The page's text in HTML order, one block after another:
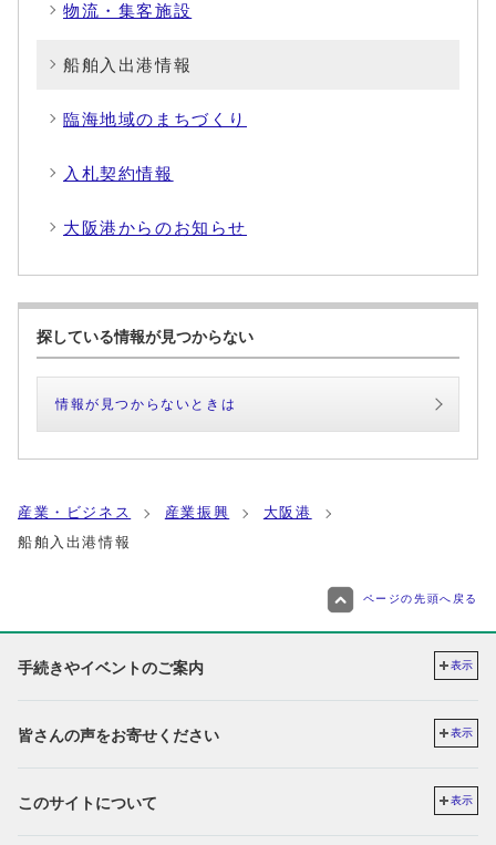
物流・集客施設
船舶入出港情報
臨海地域のまちづくり
入札契約情報
大阪港からのお知らせ
探している情報が見つからない
情報が見つからないときは
産業・ビジネス 産業振興
大阪港
船舶入出港情報
ページの先頭へ戻る
手続きやイベントのご案内 表示
皆さんの声をお寄せください 表示
このサイトについて 表示